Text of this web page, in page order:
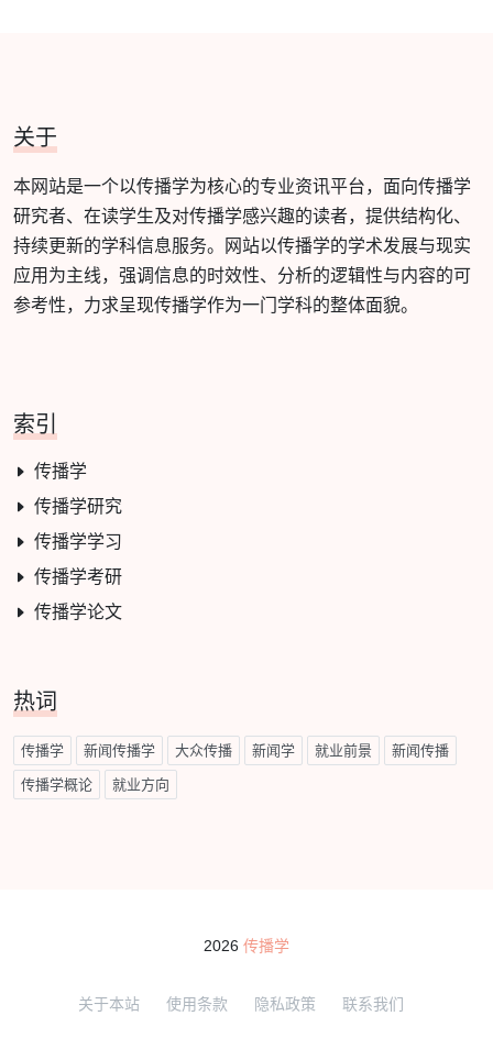
关于
本网站是一个以传播学为核心的专业资讯平台，面向传播学
研究者、在读学生及对传播学感兴趣的读者，提供结构化、
持续更新的学科信息服务。网站以传播学的学术发展与现实
应用为主线，强调信息的时效性、分析的逻辑性与内容的可
参考性，力求呈现传播学作为一门学科的整体面貌。
索引
传播学
传播学研究
传播学学习
传播学考研
传播学论文
热词
传播学 新闻传播学 大众传播 新闻学 就业前景 新闻传播
传播学概论 就业方向
2026 传播学
关于本站 使用条款 隐私政策 联系我们